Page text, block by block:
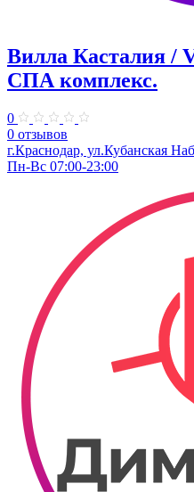
Вилла Касталия /
СПА комплекс.
0
0 отзывов
г.Краснодар, ул.Кубанская
Пн-Вс 07:00-23:00